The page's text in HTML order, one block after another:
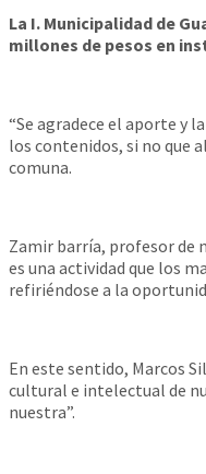
La I. Municipalidad de
millones de pesos en
“Se agradece el aporte y
los contenidos, si no que
comuna.
Zamir barría, profesor de
es una actividad que los
refiriéndose a la
En este sentido, Marcos
cultural e intelectual de
nuestra”.